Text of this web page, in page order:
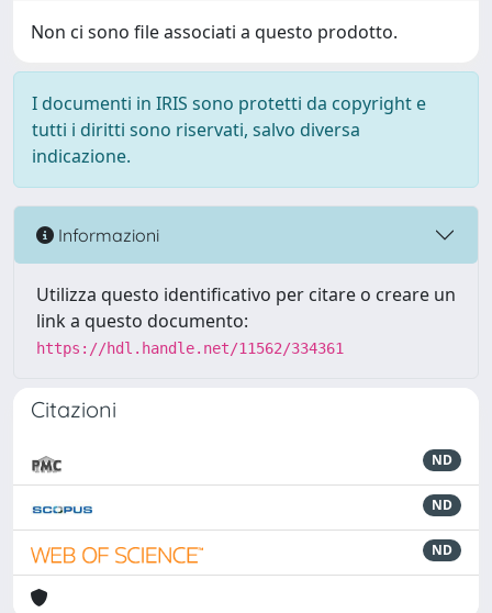
Non ci sono file associati a questo prodotto.
I documenti in IRIS sono protetti da copyright e
tutti i diritti sono riservati, salvo diversa
indicazione.
Informazioni
Utilizza questo identificativo per citare o creare un
link a questo documento:
https://hdl.handle.net/11562/334361
Citazioni
ND
ND
ND